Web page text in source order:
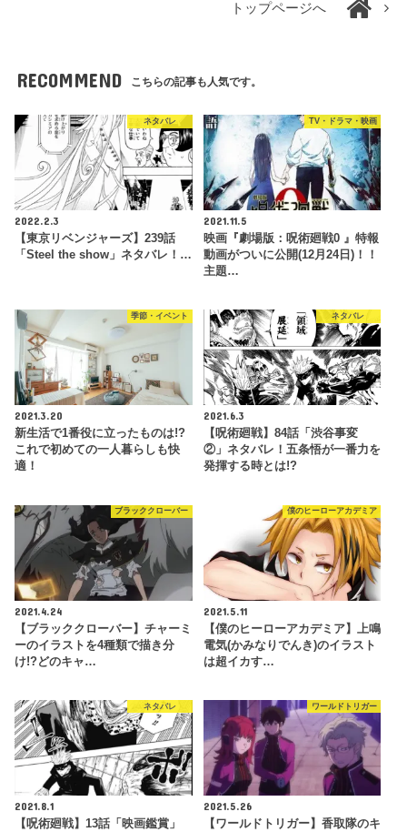
トップページへ
RECOMMEND こちらの記事も人気です。
ネタバレ
2022.2.3
【東京リベンジャーズ】239話
「Steel the show」ネタバレ！…
TV・ドラマ・映画
2021.11.5
映画『劇場版：呪術廻戦0 』特報
動画がついに公開(12月24日)！！
主題…
季節・イベント
2021.3.20
新生活で1番役に立ったものは!?
これで初めての一人暮らしも快
適！
ネタバレ
2021.6.3
【呪術廻戦】84話「渋谷事変
②」ネタバレ！五条悟が一番力を
発揮する時とは!?
ブラッククローバー
2021.4.24
【ブラッククローバー】チャーミ
ーのイラストを4種類で描き分
け!?どのキャ…
僕のヒーローアカデミア
2021.5.11
【僕のヒーローアカデミア】上鳴
電気(かみなりでんき)のイラスト
は超イカす…
ネタバレ
2021.8.1
【呪術廻戦】13話「映画鑑賞」
ワールドトリガー
2021.5.26
【ワールドトリガー】香取隊のキ